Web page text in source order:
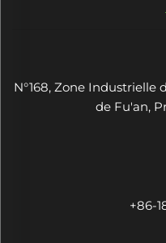
N°168, Zone Industrielle
de Fu'an,
+86-